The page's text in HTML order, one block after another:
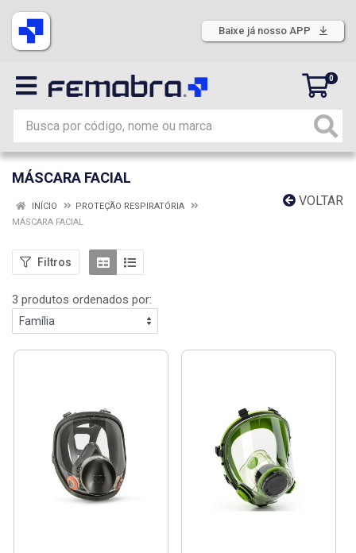
Baixe já nosso APP
0
MÁSCARA FACIAL
VOLTAR
INÍCIO
PROTEÇÃO RESPIRATÓRIA
MÁSCARA FACIAL
Filtros
3 produtos ordenados por: